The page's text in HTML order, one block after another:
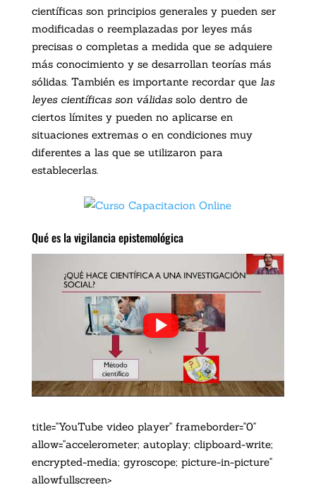
científicas son principios generales y pueden ser
modificadas o reemplazadas por leyes más
precisas o completas a medida que se adquiere
más conocimiento y se desarrollan teorías más
sólidas. También es importante recordar que las
leyes científicas son válidassolo dentro de
ciertos límites y pueden no aplicarse en
situaciones extremas o en condiciones muy
diferentes a las que se utilizaron para
establecerlas.
Qué es la vigilancia epistemológica
title="YouTube video player" frameborder="0"
allow="accelerometer; autoplay; clipboard-write;
encrypted-media; gyroscope; picture-in-picture"
allowfullscreen>